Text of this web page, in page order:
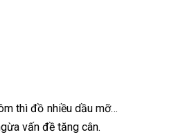
thì đồ nhiều dầu mỡ…
vấn đề tăng cân.